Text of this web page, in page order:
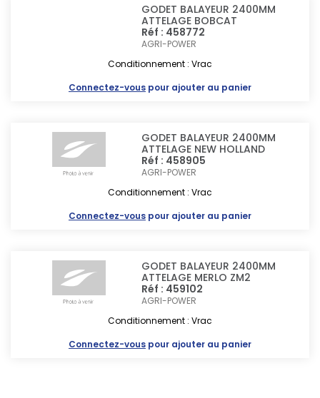
GODET BALAYEUR 2400MM
ATTELAGE BOBCAT
Réf : 458772
AGRI-POWER
Conditionnement : Vrac
Connectez-vous pour ajouter au panier
GODET BALAYEUR 2400MM
ATTELAGE NEW HOLLAND
Réf : 458905
AGRI-POWER
Conditionnement : Vrac
Connectez-vous pour ajouter au panier
GODET BALAYEUR 2400MM
ATTELAGE MERLO ZM2
Réf : 459102
AGRI-POWER
Conditionnement : Vrac
Connectez-vous pour ajouter au panier